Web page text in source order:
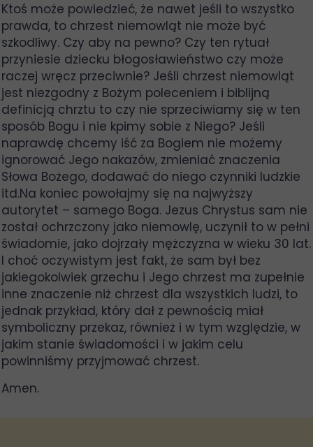
Ktoś może powiedzieć, że nawet jeśli to wszystko
prawda, to chrzest niemowląt nie może być
szkodliwy. Czy aby na pewno? Czy ten rytuał
przyniesie dziecku błogosławieństwo czy może
raczej wręcz przeciwnie? Jeśli chrzest niemowląt
jest niezgodny z Bożym poleceniem i biblijną
definicją chrztu to czy nie sprzeciwiamy się w ten
sposób Bogu i nie kpimy sobie z Niego? Jeśli
naprawdę chcemy iść za Bogiem nie możemy
ignorować Jego nakazów, zmieniać znaczenia
Słowa Bożego, dodawać do niego czynniki ludzkie
itd.Na koniec powołajmy się na najwyższy
autorytet – samego Boga. Jezus Chrystus sam nie
został ochrzczony jako niemowlę, uczynił to w pełni
świadomie, jako dojrzały mężczyzna w wieku 30 lat.
I choć oczywistym jest fakt, że sam był bez
jakiegokolwiek grzechu i Jego chrzest ma zupełnie
inne znaczenie niż chrzest dla wszystkich ludzi, to
jednak przykład, który dał z pewnością miał
symboliczny przekaz, również i w tym względzie, w
jakim stanie świadomości i w jakim celu
powinniśmy przyjmować chrzest.
Amen.